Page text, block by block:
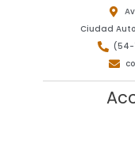
Ciudad
(54-